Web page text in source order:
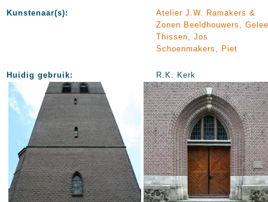
Kunstenaar(s):
Atelier J.W. Ramakers &
Zonen Beeldhouwers,
Thissen, Jos
Schoenmakers, Piet
Huidig gebruik: R.K. Kerk